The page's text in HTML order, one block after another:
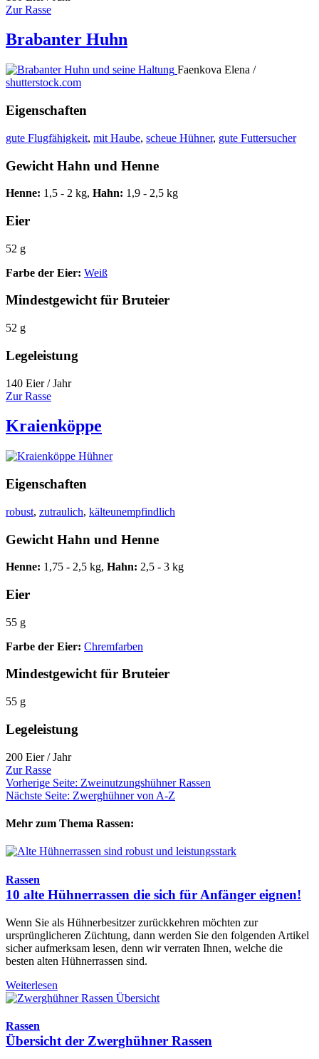
Zur Rasse
Brabanter Huhn
Faenkova Elena /
shutterstock.com
Eigenschaften
gute Flugfähigkeit, mit Haube, scheue Hühner, gute Futtersucher
Gewicht Hahn und Henne
Henne: 1,5 - 2 kg, Hahn: 1,9 - 2,5 kg
Eier
52 g
Farbe der Eier: Weiß
Mindestgewicht für Bruteier
52 g
Legeleistung
140 Eier / Jahr
Zur Rasse
Kraienköppe
Eigenschaften
robust, zutraulich, kälteunempfindlich
Gewicht Hahn und Henne
Henne: 1,75 - 2,5 kg, Hahn: 2,5 - 3 kg
Eier
55 g
Farbe der Eier: Chremfarben
Mindestgewicht für Bruteier
55 g
Legeleistung
200 Eier / Jahr
Zur Rasse
Vorherige Seite: Zweinutzungshühner Rassen
Nächste Seite: Zwerghühner von A-Z
Mehr zum Thema Rassen:
Rassen
10 alte Hühnerrassen die sich für Anfänger eignen!
Wenn Sie als Hühnerbesitzer zurückkehren möchten zur
ursprünglicheren Züchtung, dann werden Sie den folgenden Artikel
sicher aufmerksam lesen, denn wir verraten Ihnen, welche die
besten alten Hühnerrassen sind.
Weiterlesen
Rassen
Übersicht der Zwerghühner Rassen